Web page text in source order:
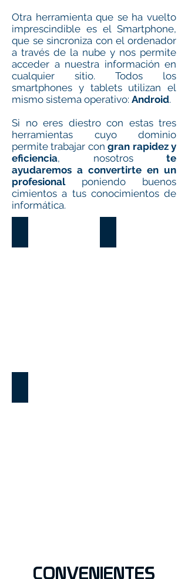
Otra herramienta que se ha vuelto
imprescindible es el Smartphone,
que se sincroniza con el ordenador
a través de la nube y nos permite
acceder a nuestra información en
cualquier sitio. Todos los
smartphones y tablets utilizan el
mismo sistema operativo: Android.
Si no eres diestro con estas tres
herramientas cuyo dominio
permite trabajar congran rapidez y
eficiencia, nosotros te
ayudaremos a convertirte en un
profesionalponiendo buenos
cimientos a tus conocimientos de
informática.
CONVENIENTES